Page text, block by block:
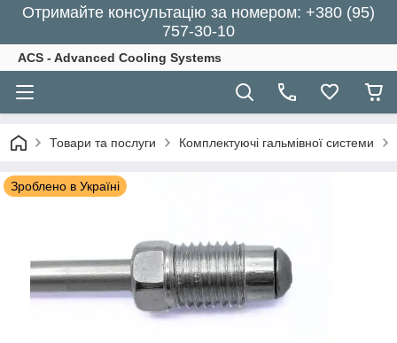
Отримайте консультацію за номером: +380 (95)
757-30-10
ACS - Advanced Cooling Systems
Товари та послуги Комплектуючі гальмівної системи
Зроблено в Україні